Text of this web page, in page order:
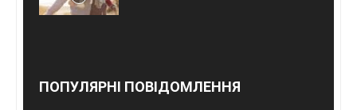
ПОПУЛЯРНІ ПОВІДОМЛЕННЯ